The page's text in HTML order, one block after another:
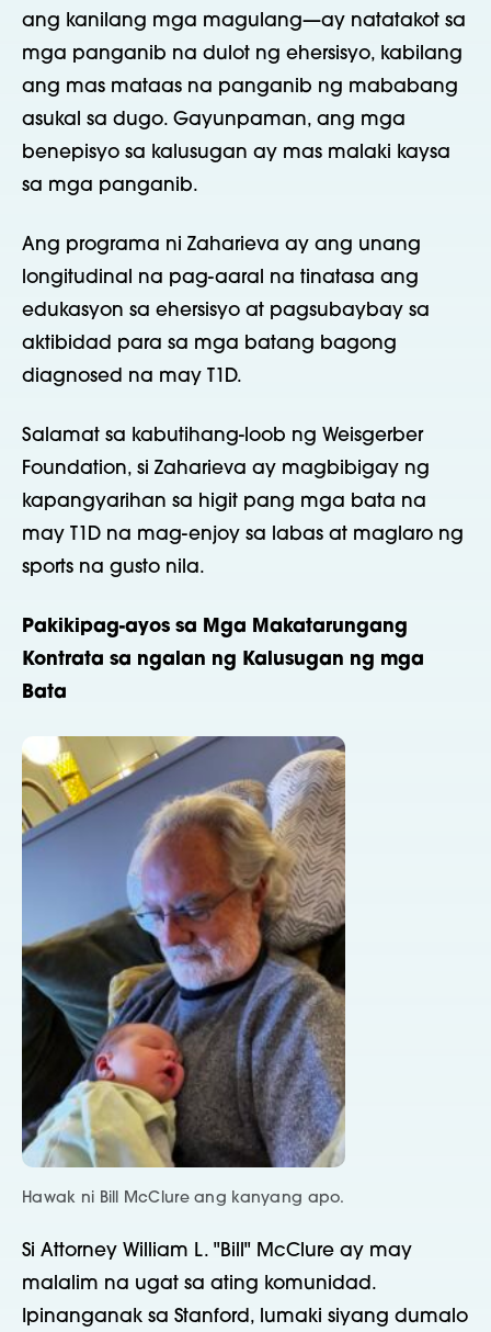
ang kanilang mga magulang—ay natatakot sa
mga panganib na dulot ng ehersisyo, kabilang
ang mas mataas na panganib ng mababang
asukal sa dugo. Gayunpaman, ang mga
benepisyo sa kalusugan ay mas malaki kaysa
sa mga panganib.
Ang programa ni Zaharieva ay ang unang
longitudinal na pag-aaral na tinatasa ang
edukasyon sa ehersisyo at pagsubaybay sa
aktibidad para sa mga batang bagong
diagnosed na may T1D.
Salamat sa kabutihang-loob ng Weisgerber
Foundation, si Zaharieva ay magbibigay ng
kapangyarihan sa higit pang mga bata na
may T1D na mag-enjoy sa labas at maglaro ng
sports na gusto nila.
Pakikipag-ayos sa Mga Makatarungang
Kontrata sa ngalan ng Kalusugan ng mga
Bata
Hawak ni Bill McClure ang kanyang apo.
Si Attorney William L. "Bill" McClure ay may
malalim na ugat sa ating komunidad.
Ipinanganak sa Stanford, lumaki siyang dumalo